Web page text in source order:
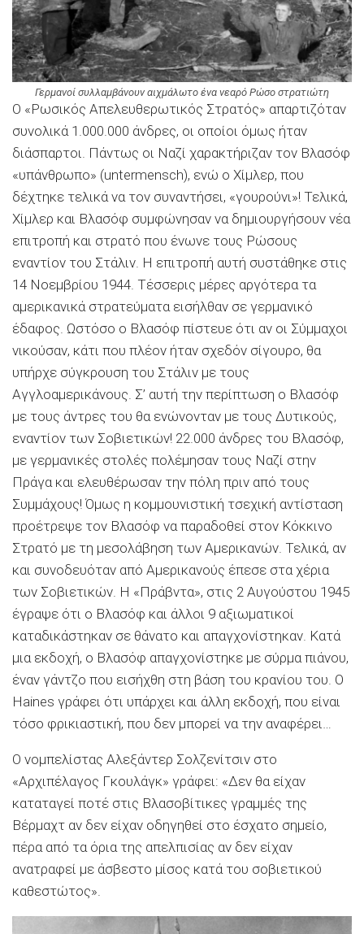
Γερμανοί συλλαμβάνουν αιχμάλωτο ένα νεαρό Ρώσο στρατιώτη
Ο «Ρωσικός Απελευθερωτικός Στρατός» απαρτιζόταν
συνολικά 1.000.000 άνδρες, οι οποίοι όμως ήταν
διάσπαρτοι. Πάντως οι Ναζί χαρακτήριζαν τον Βλασόφ
«υπάνθρωπο» (untermensch), ενώ ο Χίμλερ, που
δέχτηκε τελικά να τον συναντήσει, «γουρούνι»! Τελικά,
Χίμλερ και Βλασόφ συμφώνησαν να δημιουργήσουν νέα
επιτροπή και στρατό που ένωνε τους Ρώσους
εναντίον του Στάλιν. Η επιτροπή αυτή συστάθηκε στις
14 Νοεμβρίου 1944. Τέσσερις μέρες αργότερα τα
αμερικανικά στρατεύματα εισήλθαν σε γερμανικό
έδαφος. Ωστόσο ο Βλασόφ πίστευε ότι αν οι Σύμμαχοι
νικούσαν, κάτι που πλέον ήταν σχεδόν σίγουρο, θα
υπήρχε σύγκρουση του Στάλιν με τους
Αγγλοαμερικάνους. Σ’ αυτή την περίπτωση ο Βλασόφ
με τους άντρες του θα ενώνονταν με τους Δυτικούς,
εναντίον των Σοβιετικών! 22.000 άνδρες του Βλασόφ,
με γερμανικές στολές πολέμησαν τους Ναζί στην
Πράγα και ελευθέρωσαν την πόλη πριν από τους
Συμμάχους! Όμως η κομμουνιστική τσεχική αντίσταση
προέτρεψε τον Βλασόφ να παραδοθεί στον Κόκκινο
Στρατό με τη μεσολάβηση των Αμερικανών. Τελικά, αν
και συνοδευόταν από Αμερικανούς έπεσε στα χέρια
των Σοβιετικών. Η «Πράβντα», στις 2 Αυγούστου 1945
έγραψε ότι ο Βλασόφ και άλλοι 9 αξιωματικοί
καταδικάστηκαν σε θάνατο και απαγχονίστηκαν. Κατά
μια εκδοχή, ο Βλασόφ απαγχονίστηκε με σύρμα πιάνου,
έναν γάντζο που εισήχθη στη βάση του κρανίου του. Ο
Ηaines γράφει ότι υπάρχει και άλλη εκδοχή, που είναι
τόσο φρικιαστική, που δεν μπορεί να την αναφέρει…
Ο νομπελίστας Αλεξάντερ Σολζενίτσιν στο
«Αρχιπέλαγος Γκουλάγκ» γράφει: «Δεν θα είχαν
καταταγεί ποτέ στις Βλασοβίτικες γραμμές της
Βέρμαχτ αν δεν είχαν οδηγηθεί στο έσχατο σημείο,
πέρα από τα όρια της απελπισίας αν δεν είχαν
ανατραφεί με άσβεστο μίσος κατά του σοβιετικού
καθεστώτος».